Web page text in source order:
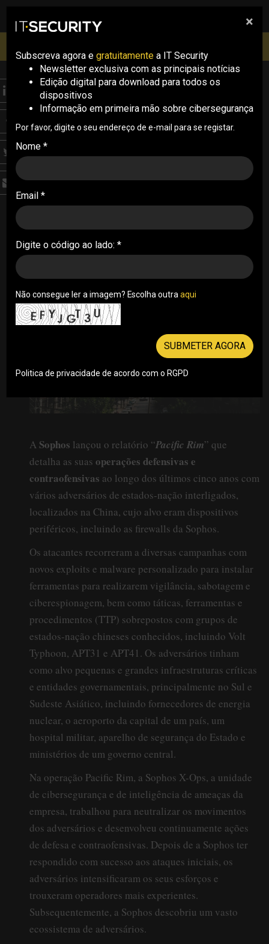
pesquisa
Inscrições abertas
ANALYSIS
Operação da Sophos
descobre vasto
ecossistema de
adversários na China
Uma operação ofensiva e contraofensiva da
adversários
A Sophos lançou o relatório “Pacific Rim” que
detalha as suas operações defensivas e
contraofensivas ao longo dos últimos cinco anos com
vários adversários de estados-nação interligados,
localizados na China, cujo alvo eram dispositivos
periféricos, incluindo as firewalls da Sophos.
Os atacantes recorreram a diversas campanhas com
novos exploits e malware personalizado para instalar
ferramentas para realizarem vigilância, sabotagem e
ciberespionagem, bem como táticas, ferramentas e
procedimentos (TTP) sobrepostos com grupos de
estados-nação chineses conhecidos, incluindo Volt
Typhoon, APT31 e APT41. Os adversários tinham
como alvo pequenas e grandes infraestruturas críticas
e entidades governamentais, principalmente no Sul e
Sudeste Asiático, incluindo fornecedores de energia
nuclear, o aeroporto da capital de um país, um
hospital militar, aparelho de segurança do Estado e
ministérios de um governo central.
Na operação Pacific Rim, a Sophos X-Ops, a unidade
de cibersegurança e de inteligência de ameaças da
empresa, trabalhou para neutralizar os movimentos
dos adversários e desenvolveu continuamente ações
de defesa e contraofensivas. Depois de a Sophos ter
respondido com sucesso aos ataques iniciais, os
adversários intensificaram os seus esforços e
trouxeram operadores mais experientes.
Subsequentemente, a Sophos descobriu um vasto
ecossistema de adversários.
×
Subscreva agora e gratuitamente a IT Security
Newsletter exclusiva com as principais notícias
Edição digital para download para todos os
dispositivos
Informação em primeira mão sobre cibersegurança
Por favor, digite o seu endereço de e-mail para se registar.
Nome *
Email *
Digite o código ao lado: *
Não consegue ler a imagem? Escolha outra aqui
SUBMETER AGORA
Politica de privacidade de acordo com o RGPD